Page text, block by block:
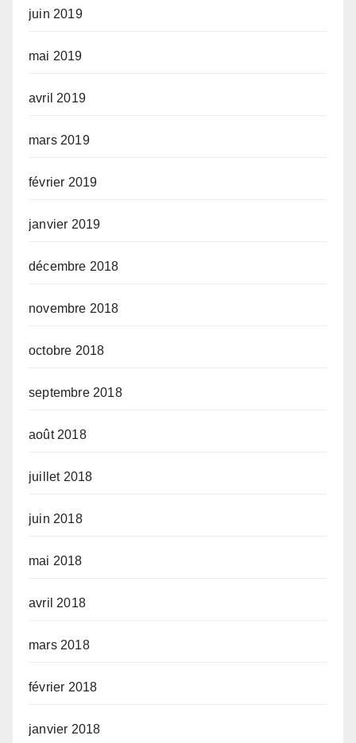
juin 2019
mai 2019
avril 2019
mars 2019
février 2019
janvier 2019
décembre 2018
novembre 2018
octobre 2018
septembre 2018
août 2018
juillet 2018
juin 2018
mai 2018
avril 2018
mars 2018
février 2018
janvier 2018